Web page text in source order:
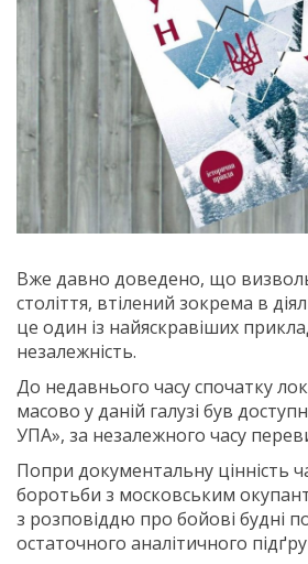
Вже давно доведено, що
століття, втілений зокрема в
це один із найяскравіших
незалежність.
До недавнього часу спочатку
масово у даній галузі був
УПА», за незалежного часу
Попри документальну цінність
боротьби з московським
з розповіддю про бойові будні
остаточного аналітичного